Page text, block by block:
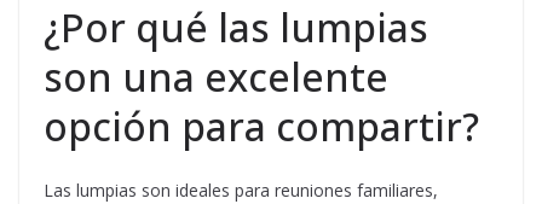
¿Por qué las lumpias
son una excelente
opción para compartir?
Las lumpias son ideales para reuniones familiares,